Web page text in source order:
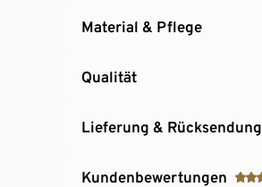
Material & Pflege
Qualität
Lieferung & Rücksendung
Kundenbewertungen